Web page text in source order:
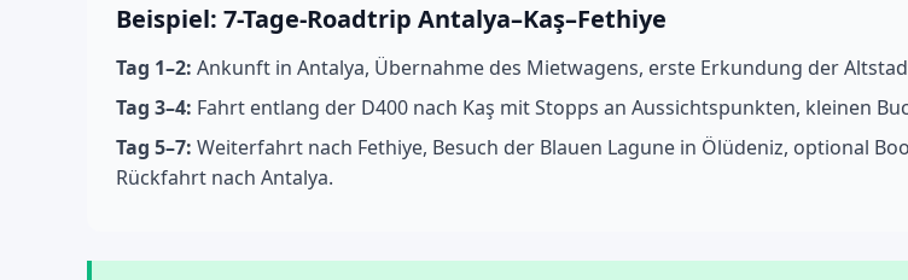
Beispiel: 7-Tage-Roadtrip Antalya–Kaş–Fethiye
Tag 1–2: Ankunft in Antalya, Übernahme des Mietwagens, erste Erkundung der
Tag 3–4: Fahrt entlang der D400 nach Kaş mit Stopps an Aussichtspunkten, kleinen
Tag 5–7: Weiterfahrt nach Fethiye, Besuch der Blauen Lagune in Ölüdeniz, optional
Rückfahrt nach Antalya.